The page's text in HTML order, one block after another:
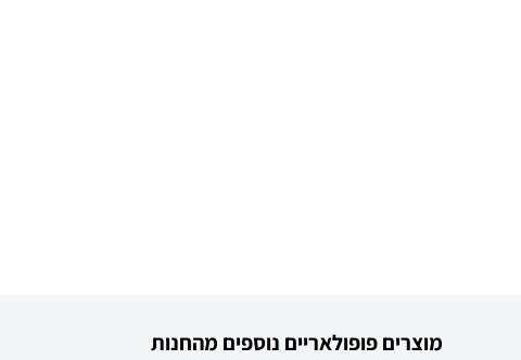
מוצרים פופולאריים נוספים מהחנות